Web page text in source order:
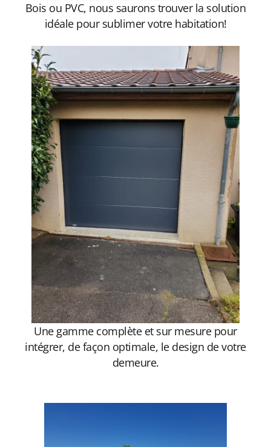
Bois ou PVC, nous saurons trouver la solution
idéale pour sublimer votre habitation!
Une gamme complète et sur mesure pour
intégrer, de façon optimale, le design de votre
demeure.